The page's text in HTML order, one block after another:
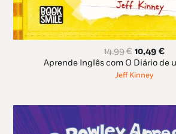
14,99€ O
preço
original
10,49 €O
Aprende Inglês com O Diário de
Jeff Kinney